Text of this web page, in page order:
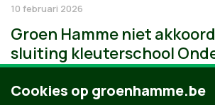
10 februari 2026
Groen Hamme niet
sluiting kleuterschool
Cookies op groenhamme.be